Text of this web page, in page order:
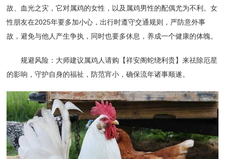
故、血光之灾，它对属鸡的女性，以及属鸡男性的配偶尤为不利。女
性朋友在2025年要多加小心，出行时遵守交通规则，严防意外事
故，避免与他人产生争执，同时也要多休息，养成一个健康的体魄。
规避风险：大师建议属鸡人请购【祥安阁蛇绕利贵】来祛除厄星
的影响，守护自身的福祉，防范宵小，确保流年诸事顺遂。